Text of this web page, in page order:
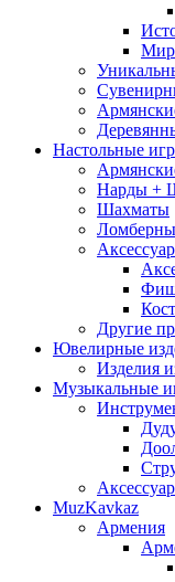
Настольные
Нарды +
Шахматы
Другие
Ювелирные
Изделия
Музыкальные
MuzKavkaz
Армения